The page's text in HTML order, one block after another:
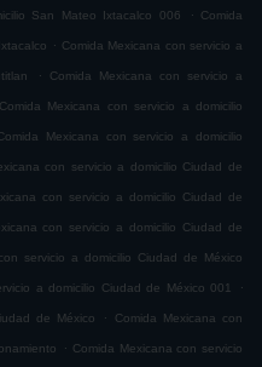
San Mateo Ixtacalco 006 . Comida
. Comida Mexicana con servicio a
. Comida Mexicana con servicio a
Comida Mexicana con servicio a domicilio
Mexicana con servicio a domicilio
con servicio a domicilio Ciudad de
con servicio a domicilio Ciudad de
con servicio a domicilio Ciudad de
servicio a domicilio Ciudad de México
a domicilio Ciudad de México 001 .
de México . Comida Mexicana con
. Comida Mexicana con servicio